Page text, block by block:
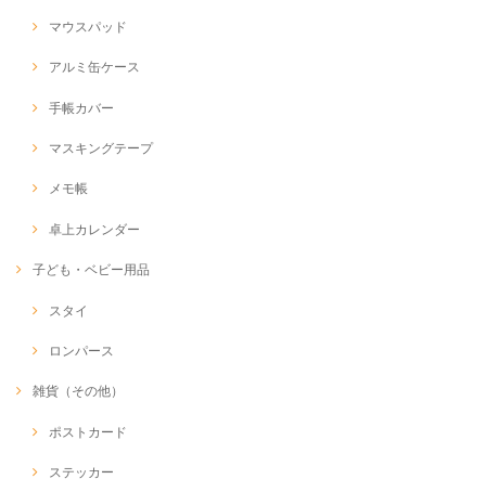
マウスパッド
アルミ缶ケース
手帳カバー
マスキングテープ
メモ帳
卓上カレンダー
子ども・ベビー用品
スタイ
ロンパース
雑貨（その他）
ポストカード
ステッカー